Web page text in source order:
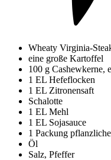
Wheaty Virginia-
eine große Kartoffel
100 g Cashewkerne,
1 EL Hefeflocken
1 EL Zitronensaft
Schalotte
1 EL Mehl
1 EL Sojasauce
1 Packung
Öl
Salz, Pfeffer